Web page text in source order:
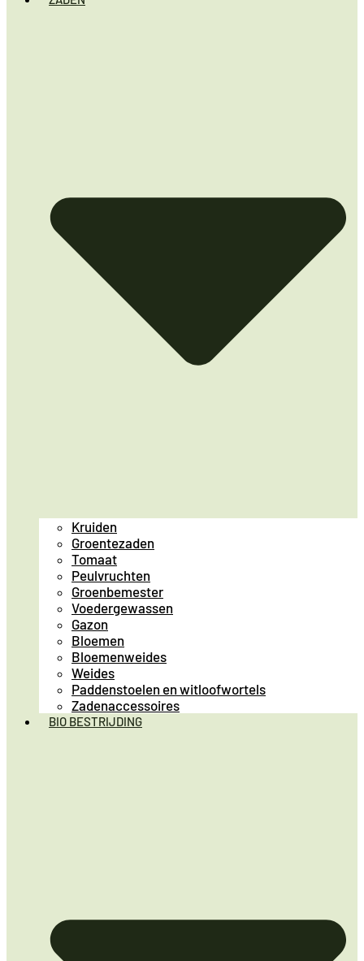
Kruiden
Groentezaden
Tomaat
Peulvruchten
Groenbemester
Voedergewassen
Gazon
Bloemen
Bloemenweides
Weides
Paddenstoelen en witloofwortels
Zadenaccessoires
BIO BESTRIJDING